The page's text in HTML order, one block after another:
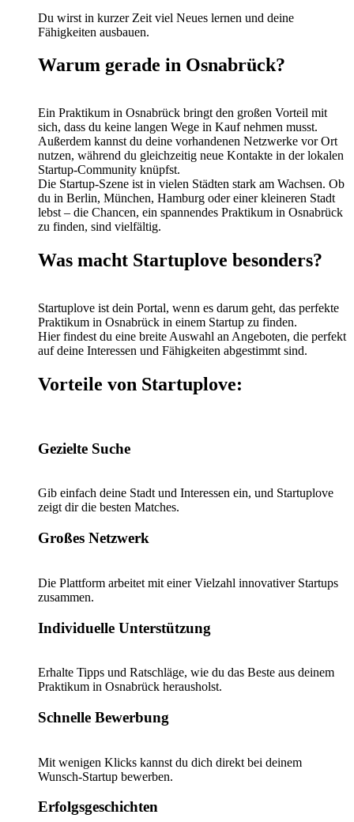
Du wirst in kurzer Zeit viel Neues lernen und deine
Fähigkeiten ausbauen.
Warum gerade in Osnabrück?
Ein Praktikum in Osnabrück bringt den großen Vorteil mit
sich, dass du keine langen Wege in Kauf nehmen musst.
Außerdem kannst du deine vorhandenen Netzwerke vor Ort
nutzen, während du gleichzeitig neue Kontakte in der lokalen
Startup-Community knüpfst.
Die Startup-Szene ist in vielen Städten stark am Wachsen. Ob
du in Berlin, München, Hamburg oder einer kleineren Stadt
lebst – die Chancen, ein spannendes Praktikum in Osnabrück
zu finden, sind vielfältig.
Was macht Startuplove besonders?
Startuplove ist dein Portal, wenn es darum geht, das perfekte
Praktikum in Osnabrück in einem Startup zu finden.
Hier findest du eine breite Auswahl an Angeboten, die perfekt
auf deine Interessen und Fähigkeiten abgestimmt sind.
Vorteile von Startuplove:
Gezielte Suche
Gib einfach deine Stadt und Interessen ein, und Startuplove
zeigt dir die besten Matches.
Großes Netzwerk
Die Plattform arbeitet mit einer Vielzahl innovativer Startups
zusammen.
Individuelle Unterstützung
Erhalte Tipps und Ratschläge, wie du das Beste aus deinem
Praktikum in Osnabrück herausholst.
Schnelle Bewerbung
Mit wenigen Klicks kannst du dich direkt bei deinem
Wunsch-Startup bewerben.
Erfolgsgeschichten